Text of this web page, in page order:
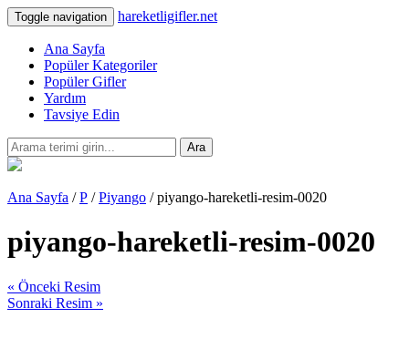
Toggle navigation hareketligifler.net
Ana Sayfa
Popüler Kategoriler
Popüler Gifler
Yardım
Tavsiye Edin
Ara
Ana Sayfa /P /Piyango / piyango-hareketli-resim-0020
piyango-hareketli-resim-0020
« Önceki Resim
Sonraki Resim »